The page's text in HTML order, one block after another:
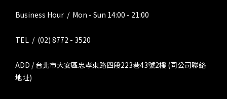
Business Hour / Mon - Sun 14:00 - 21:00
TEL / (02) 8772 - 3520
ADD / 台北市大安區忠孝東路四段223巷43號2樓 (同公司聯絡
地址)